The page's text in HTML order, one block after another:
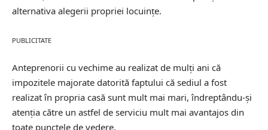
alternativa alegerii propriei locuinţe.
PUBLICITATE
Anteprenorii cu vechime au realizat de mulţi ani că
impozitele majorate datorită faptului că sediul a fost
realizat în propria casă sunt mult mai mari, îndreptându-şi
atenţia către un astfel de serviciu mult mai avantajos din
toate punctele de vedere.